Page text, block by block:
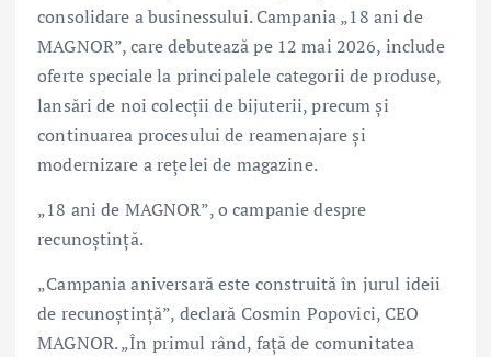
consolidare a businessului. Campania „18 ani de
MAGNOR”, care debutează pe 12 mai 2026, include
oferte speciale la principalele categorii de produse,
lansări de noi colecții de bijuterii, precum și
continuarea procesului de reamenajare și
modernizare a rețelei de magazine.
„18 ani de MAGNOR”, o campanie despre
recunoștință.
„Campania aniversară este construită în jurul ideii
de recunoștință”, declară Cosmin Popovici, CEO
MAGNOR. „În primul rând, față de comunitatea